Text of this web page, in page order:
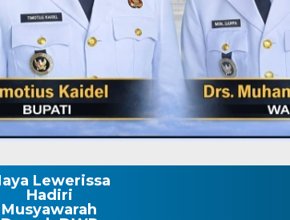
Lewerissa
Hadiri
Musyawarah